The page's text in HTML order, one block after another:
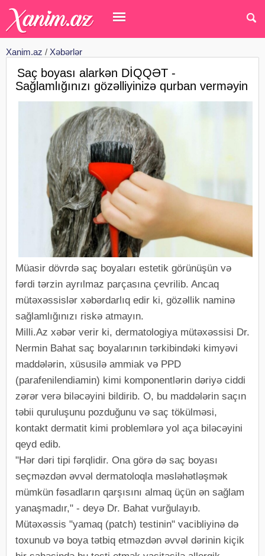
Xanim.az / Xəbərlər
Saç boyası alarkən DİQQƏT -
Sağlamlığınızı gözəlliyinizə qurban verməyin
Müasir dövrdə saç boyaları estetik görünüşün və
fərdi tərzin ayrılmaz parçasına çevrilib. Ancaq
mütəxəssislər xəbərdarlıq edir ki, gözəllik naminə
sağlamlığınızı riskə atmayın.
Milli.Az xəbər verir ki, dermatologiya mütəxəssisi Dr.
Nermin Bahat saç boyalarının tərkibindəki kimyəvi
maddələrin, xüsusilə ammiak və PPD
(parafenilendiamin) kimi komponentlərin dəriyə ciddi
zərər verə biləcəyini bildirib. O, bu maddələrin saçın
təbii quruluşunu pozduğunu və saç tökülməsi,
kontakt dermatit kimi problemlərə yol aça biləcəyini
qeyd edib.
"Hər dəri tipi fərqlidir. Ona görə də saç boyası
seçməzdən əvvəl dermatoloqla məsləhətləşmək
mümkün fəsadların qarşısını almaq üçün ən sağlam
yanaşmadır," - deyə Dr. Bahat vurğulayıb.
Mütəxəssis "yamaq (patch) testinin" vacibliyinə də
toxunub və boya tətbiq etməzdən əvvəl dərinin kiçik